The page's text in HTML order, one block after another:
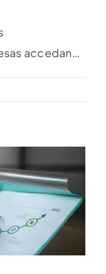
accedan…